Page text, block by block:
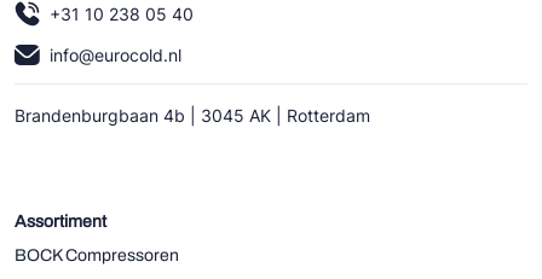
+31 10 238 05 40
info@eurocold.nl
Brandenburgbaan 4b | 3045 AK | Rotterdam
Assortiment
BOCK Compressoren